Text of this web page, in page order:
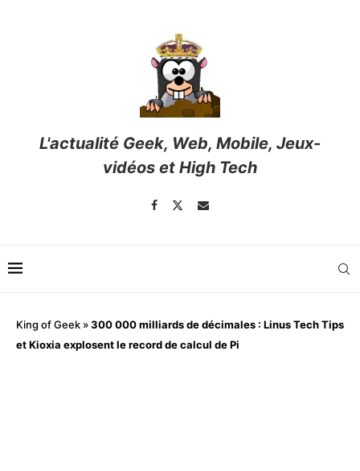
L'actualité Geek, Web, Mobile, Jeux-
vidéos et High Tech
King of Geek »300 000 milliards de décimales : Linus Tech Tips
et Kioxia explosent le record de calcul de Pi